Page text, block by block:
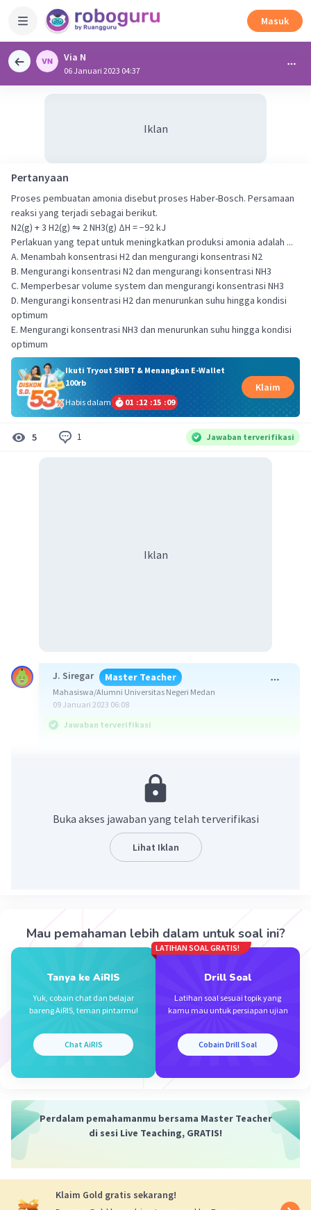
Masuk
Via N
06 Januari 2023 04:37
Iklan
Pertanyaan
Proses pembuatan amonia disebut proses Haber-Bosch. Persamaan
reaksi yang terjadi sebagai berikut.
N2(g) + 3 H2(g) ⇋ 2 NH3(g) ΔH = −92 kJ
Perlakuan yang tepat untuk meningkatkan produksi amonia adalah ...
A. Menambah konsentrasi H2 dan mengurangi konsentrasi N2
B. Mengurangi konsentrasi N2 dan mengurangi konsentrasi NH3
C. Memperbesar volume system dan mengurangi konsentrasi NH3
D. Mengurangi konsentrasi H2 dan menurunkan suhu hingga kondisi
optimum
E. Mengurangi konsentrasi NH3 dan menurunkan suhu hingga kondisi
optimum
Ikuti Tryout SNBT & Menangkan E-Wallet
100rb
Habis dalam
01 :12 :15 :08
Klaim
5 1 Jawaban terverifikasi
Iklan
J. Siregar Master Teacher
Mahasiswa/Alumni Universitas Negeri Medan
09 Januari 2023 06:08
Jawaban terverifikasi
Proses pembuatan gas amonia yaitu proses
karena disertai pelepasan panas.
Ada beberapa langkah yang dapat dilakukan agar
produksi amonia (NH3) secara maksimla yaitu:
Jadi, perlakuan yang tepat adalah mengurangi
konsentrasi H2 dan menurunkan suhu hingga
Buka akses jawaban yang telah terverifikasi
Lihat Iklan
Mau pemahaman lebih dalam untuk soal ini?
Tanya ke AiRIS
Yuk, cobain chat dan belajar
bareng AiRIS, teman pintarmu!
Chat AiRIS
LATIHAN SOAL GRATIS!
Drill Soal
Latihan soal sesuai topik yang
kamu mau untuk persiapan ujian
Cobain Drill Soal
Perdalam pemahamanmu bersama Master Teacher
di sesi Live Teaching, GRATIS!
Klaim Gold gratis sekarang!